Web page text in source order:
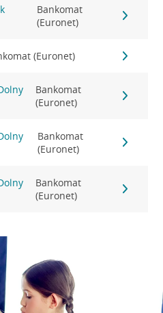
Bankomat
(Euronet)
(Euronet)
Bankomat
(Euronet)
Bankomat
(Euronet)
Bankomat
(Euronet)